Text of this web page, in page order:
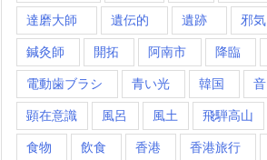
達磨大師 遺伝的 遺跡 邪気
鍼灸師 開拓 阿南市 降臨
電動歯ブラシ 青い光 韓国 音
顕在意識 風呂 風土 飛騨高山
食物 飲食 香港 香港旅行